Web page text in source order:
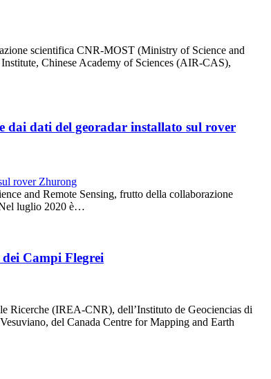
scientifica CNR-MOST (Ministry of Science and
Chinese Academy of Sciences (AIR-CAS),
dai dati del georadar installato sul rover
and Remote Sensing, frutto della collaborazione
luglio 2020 è…
Campi Flegrei
Ricerche (IREA-CNR), dell’Instituto de Geociencias di
del Canada Centre for Mapping and Earth